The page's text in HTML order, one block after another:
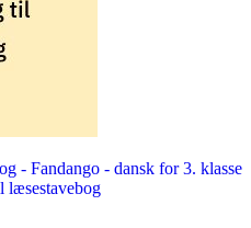
- Fandango - dansk for 3. klasse
læsestavebog